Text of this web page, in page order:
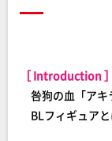
［ Introduction ］
咎狗の血「アキ
BLフィギュア